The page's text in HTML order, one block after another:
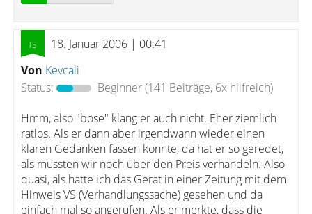
18. Januar 2006 | 00:41
Von Kevcali
Status:
Beginner(141 Beiträge, 6x hilfreich)
Hmm, also "böse" klang er auch nicht. Eher ziemlich
ratlos. Als er dann aber irgendwann wieder einen
klaren Gedanken fassen konnte, da hat er so geredet,
als müssten wir noch über den Preis verhandeln. Also
quasi, als hätte ich das Gerät in einer Zeitung mit dem
Hinweis VS (Verhandlungssache) gesehen und da
einfach mal so angerufen. Als er merkte, dass die